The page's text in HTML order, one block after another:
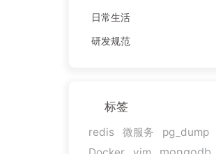
日常生活
研发规范
标签
redis 微服务
pg_dump